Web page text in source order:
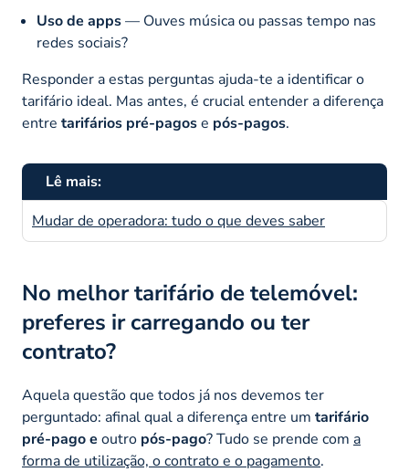
Uso de apps— Ouves música ou passas tempo nas
redes sociais?
Responder a estas perguntas ajuda-te a identificar o
tarifário ideal. Mas antes, é crucial entender a diferença
entre tarifários pré-pagose pós-pagos.
Lê mais:
Mudar de operadora: tudo o que deves saber
No melhor tarifário de telemóvel:
preferes ir carregando ou ter
contrato?
Aquela questão que todos já nos devemos ter
perguntado: afinal qual a diferença entre um tarifário
pré-pagoe outro pós-pago? Tudo se prende com a
forma de utilização, o contrato e o pagamento.